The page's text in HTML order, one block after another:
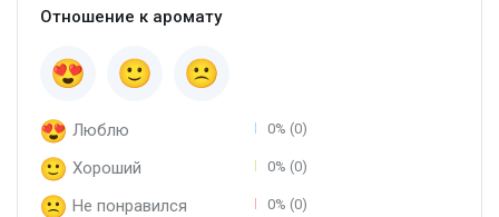
Советую тем, кто любит туберозу в духах, особенно её
знакомство с миром парфюмерии и хотел бы попробовать
что-то на тему туберозы. Это аромат ByBozo Topless.
Отношение к аромату
Люблю 0% (0)
Хороший 0% (0)
Не понравился 0% (0)